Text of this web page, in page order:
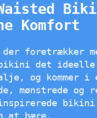
Komfort
der foretrækker
det
og kommer i
mønstrede
at bære.